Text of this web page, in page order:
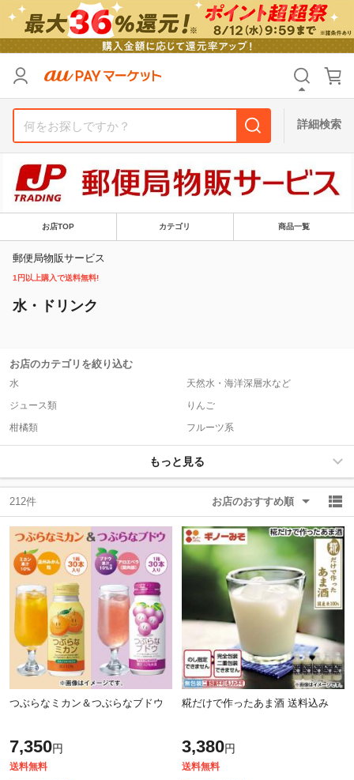
詳細検索
お店TOP カテゴリ 商品一覧
郵便局物販サービス
1円以上購入で送料無料!
水・ドリンク
お店のカテゴリを絞り込む
水
天然水・海洋深層水など
ジュース類
りんご
柑橘類
フルーツ系
もっと見る
212件 お店のおすすめ順
つぶらなミカン＆つぶらなブドウ
7,350円
送料無料
糀だけで作ったあま酒 送料込み
3,380円
送料無料
支払い方法
その他の条件
送料無料
Pontaパス特典対象すべて
サンキュー配送対象
リセット
支払い方法
その他の条件
送料無料
Pontaパス特典対象すべて
サンキュー配送対象